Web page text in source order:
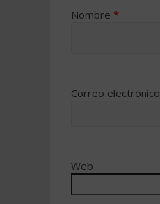
Nombre *
Correo electrónico
Web